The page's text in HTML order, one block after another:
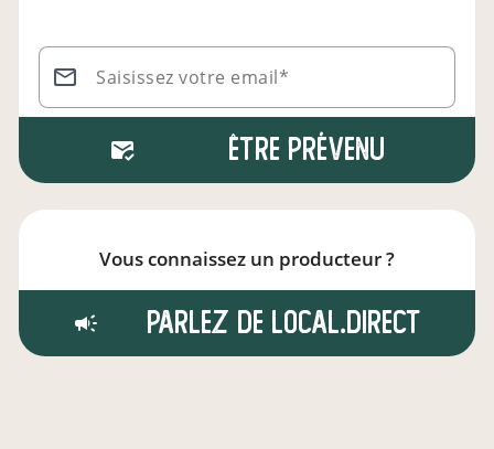
Saisissez votre email*
Être prévenu
Vous connaissez un producteur ?
Parlez de local.direct